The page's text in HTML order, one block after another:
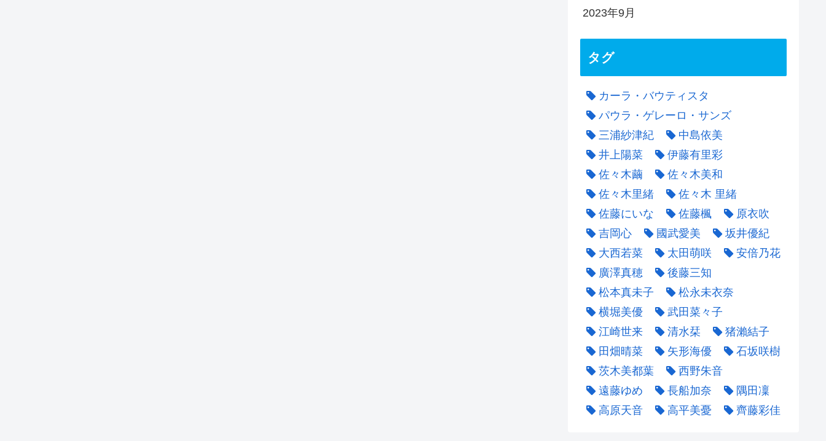
2023年9月
タグ
カーラ・バウティスタ
パウラ・ゲレーロ・サンズ
三浦紗津紀
中島依美
井上陽菜
伊藤有里彩
佐々木繭
佐々木美和
佐々木里緒
佐々木 里緒
佐藤にいな
佐藤楓
原衣吹
吉岡心
國武愛美
坂井優紀
大西若菜
太田萌咲
安倍乃花
廣澤真穂
後藤三知
松本真未子
松永未衣奈
横堀美優
武田菜々子
江崎世来
清水栞
猪瀨結子
田畑晴菜
矢形海優
石坂咲樹
茨木美都葉
西野朱音
遠藤ゆめ
長船加奈
隅田凜
高原天音
高平美憂 齊藤彩佳